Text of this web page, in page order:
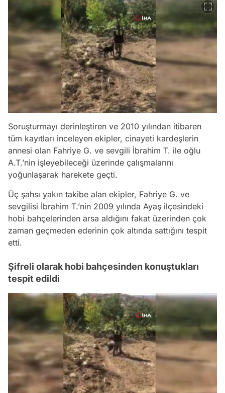
Soruşturmayı derinleştiren ve 2010 yılından itibaren
tüm kayıtları inceleyen ekipler, cinayeti kardeşlerin
annesi olan Fahriye G. ve sevgili İbrahim T. ile oğlu
A.T.’nin işleyebileceği üzerinde çalışmalarını
yoğunlaşarak harekete geçti.
Üç şahsı yakın takibe alan ekipler, Fahriye G. ve
sevgilisi İbrahim T.’nin 2009 yılında Ayaş ilçesindeki
hobi bahçelerinden arsa aldığını fakat üzerinden çok
zaman geçmeden ederinin çok altında sattığını tespit
etti.
Şifreli olarak hobi bahçesinden konuştukları
tespit edildi